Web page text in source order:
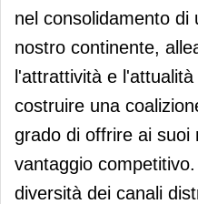
nel consolidamento di
nostro continente,
l'attrattività e
costruire una
grado di offrire ai suoi
vantaggio
diversità dei canali